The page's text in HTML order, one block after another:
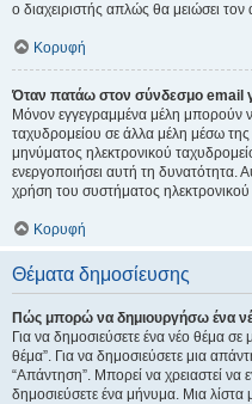
ο διαχειριστής απλώς θα μειώσει
Κορυφή
Όταν πατάω στον σύνδεσμο email
Μόνον εγγεγραμμένα μέλη μπορούν
ταχυδρομείου σε άλλα μέλη μέσω
μηνύματος ηλεκτρονικού
ενεργοποιήσει αυτή τη δυνατότητα.
χρήση του συστήματος
Κορυφή
Θέματα δημοσίευσης
Πώς μπορώ να δημιουργήσω ένα
Για να δημοσιεύσετε ένα νέο θέμα
θέμα”. Για να δημοσιεύσετε μια
“Απάντηση”. Μπορεί να χρειαστεί να
δημοσιεύσετε ένα μήνυμα. Μια